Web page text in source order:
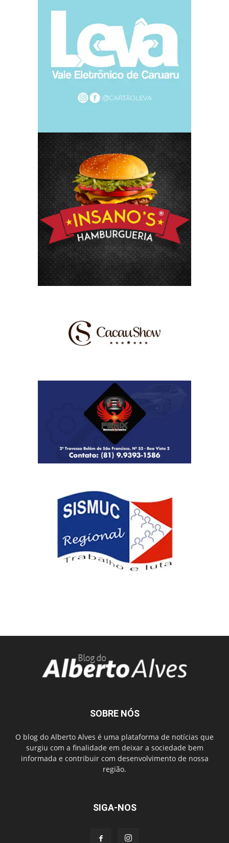
SOBRE NÓS
O blog do Alberto Alves é uma plataforma de notícias que
surgiu com a finalidade em deixar a sociedade bem
informada e contribuir com desenvolvimento de nossa
região.
SIGA-NOS